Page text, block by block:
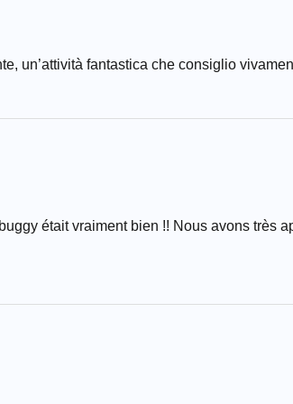
un’attività fantastica che consiglio
était vraiment bien !! Nous avons très